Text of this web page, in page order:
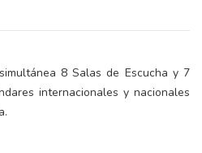
8 Salas de Escucha y 7
internacionales y nacionales